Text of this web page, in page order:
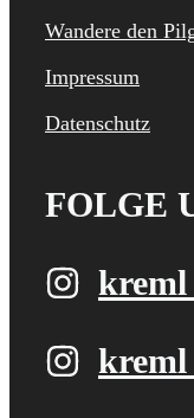
Wandere den
Impressum
Datenschutz
FOLGE